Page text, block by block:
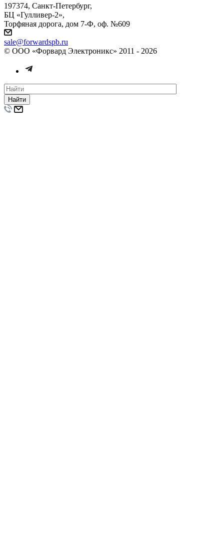
197374, Санкт-Петербург,
БЦ «Гулливер-2»,
Торфяная дорога, дом 7-Ф, оф. №609
sale@forwardspb.ru
© ООО «Форвард Электроникс» 2011 - 2026
Найти